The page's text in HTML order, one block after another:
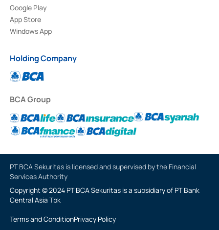
Google Play
App Store
Windows App
Holding Company
BCA Group
PT BCA Sekuritas is licensed and supervised by the Financial
Services Authority
Copyright © 2024 PT BCA Sekuritas is a subsidiary of PT Bank
Central Asia Tbk
Terms and ConditionPrivacy Policy